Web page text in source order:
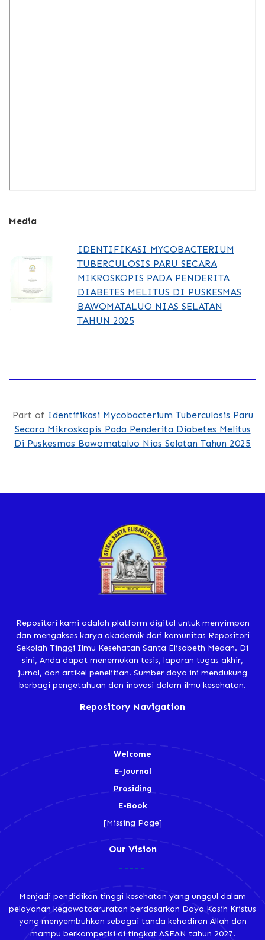
Media
IDENTIFIKASI MYCOBACTERIUM
TUBERCULOSIS PARU SECARA
MIKROSKOPIS PADA PENDERITA
DIABETES MELITUS DI PUSKESMAS
BAWOMATALUO NIAS SELATAN
TAHUN 2025
Part of Identifikasi Mycobacterium Tuberculosis Paru
Secara Mikroskopis Pada Penderita Diabetes Melitus
Di Puskesmas Bawomataluo Nias Selatan Tahun 2025
Repositori kami adalah platform digital untuk menyimpan
dan mengakses karya akademik dari komunitas Repositori
Sekolah Tinggi Ilmu Kesehatan Santa Elisabeth Medan. Di
sini, Anda dapat menemukan tesis, laporan tugas akhir,
jurnal, dan artikel penelitian. Sumber daya ini mendukung
berbagi pengetahuan dan inovasi dalam ilmu kesehatan.
Repository Navigation
Welcome
E-Journal
Prosiding
E-Book
[Missing Page]
Our Vision
Menjadi pendidikan tinggi kesehatan yang unggul dalam
pelayanan kegawatdaruratan berdasarkan Daya Kasih Kristus
yang menyembuhkan sebagai tanda kehadiran Allah dan
mampu berkompetisi di tingkat ASEAN tahun 2027.